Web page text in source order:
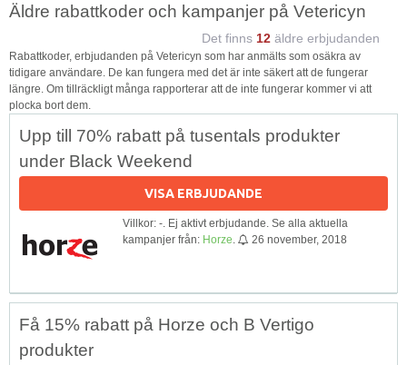
Äldre rabattkoder och kampanjer på Vetericyn
Det finns 12 äldre erbjudanden
Rabattkoder, erbjudanden på Vetericyn som har anmälts som osäkra av
tidigare användare. De kan fungera med det är inte säkert att de fungerar
längre. Om tillräckligt många rapporterar att de inte fungerar kommer vi att
plocka bort dem.
Upp till 70% rabatt på tusentals produkter
under Black Weekend
VISA ERBJUDANDE
Villkor: -. Ej aktivt erbjudande. Se alla aktuella
kampanjer från: Horze 26 november, 2018
Få 15% rabatt på Horze och B Vertigo
produkter